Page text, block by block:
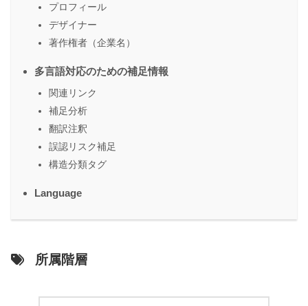
プロフィール
デザイナー
著作権者（企業名）
多言語対応のための補足情報
関連リンク
補足分析
翻訳注釈
誤認リスク補足
構造分類タグ
Language
所属階層